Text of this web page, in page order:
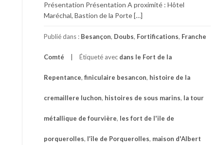
Présentation Présentation A proximité : Hôtel
Maréchal, Bastion de la Porte […]
Publié dans : Besançon, Doubs, Fortifications, Franche
Comté Étiqueté avec dans le Fort de la
Repentance, finiculaire besancon, histoire de la
cremaillere luchon, histoires de sous marins, la tour
métallique de fourvière, les fort de l'ile de
porquerolles, l’île de Porquerolles, maison d'Albert